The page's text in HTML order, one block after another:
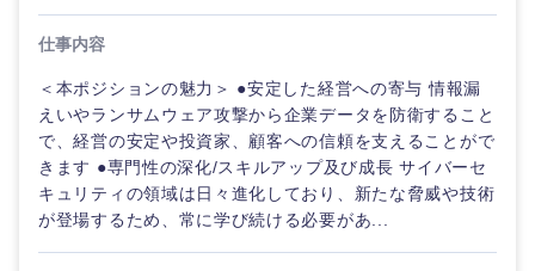
仕事内容
＜本ポジションの魅力＞ ●安定した経営への寄与 情報漏
えいやランサムウェア攻撃から企業データを防衛すること
で、経営の安定や投資家、顧客への信頼を支えることがで
きます ●専門性の深化/スキルアップ及び成長 サイバーセ
キュリティの領域は日々進化しており、新たな脅威や技術
が登場するため、常に学び続ける必要があ...